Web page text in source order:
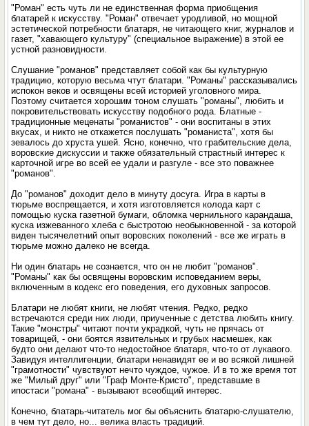
"Роман" есть чуть ли не единственная форма приобщения
блатарей к искусству. "Роман" отвечает уродливой, но мощной
эстетической потребности блатаря, не читающего книг, журналов и
газет, "хавающего культуру" (специальное выражение) в этой ее
устной разновидности.
Слушание "романов" представляет собой как бы культурную
традицию, которую весьма чтут блатари. "Романы" рассказывались
испокон веков и освящены всей историей уголовного мира.
Поэтому считается хорошим тоном слушать "романы", любить и
покровительствовать искусству подобного рода. Блатные -
традиционные меценаты "романистов" - они воспитаны в этих
вкусах, и никто не откажется послушать "романиста", хотя бы
зевалось до хруста ушей. Ясно, конечно, что грабительские дела,
воровские дискуссии и также обязательный страстный интерес к
карточной игре во всей ее удали и разгуле - все это поважнее
"романов".
До "романов" доходит дело в минуту досуга. Игра в карты в
тюрьме воспрещается, и хотя изготовляется колода карт с
помощью куска газетной бумаги, обломка чернильного карандаша,
куска изжеванного хлеба с быстротою необыкновенной - за которой
виден тысячелетний опыт воровских поколений - все же играть в
тюрьме можно далеко не всегда.
Ни один блатарь не сознается, что он не любит "романов".
"Романы" как бы освящены воровским исповеданием веры,
включенным в кодекс его поведения, его духовных запросов.
Блатари не любят книги, не любят чтения. Редко, редко
встречаются среди них люди, приученные с детства любить книгу.
Такие "монстры" читают почти украдкой, чуть не прячась от
товарищей, - они боятся язвительных и грубых насмешек, как
будто они делают что-то недостойное блатаря, что-то от лукавого.
Завидуя интеллигенции, блатари ненавидят ее и во всякой лишней
"грамотности" чувствуют нечто чуждое, чужое. И в то же время тот
же "Милый друг" или "Граф Монте-Кристо", представшие в
ипостаси "романа" - вызывают всеобщий интерес.
Конечно, блатарь-читатель мог бы объяснить блатарю-слушателю,
в чем тут дело, но... велика власть традиций.